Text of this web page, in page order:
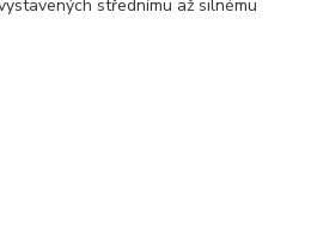
střednímu až silnému